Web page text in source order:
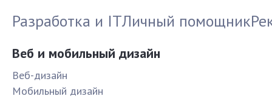
Разработка и ITЛичный помощник
Веб и мобильный дизайн
Веб-дизайн
Мобильный дизайн